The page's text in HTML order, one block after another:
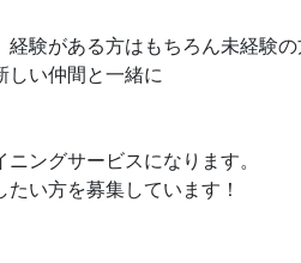
経験がある方はもちろん未経験
しい仲間と一緒に
ングサービスになります。
い方を募集しています！